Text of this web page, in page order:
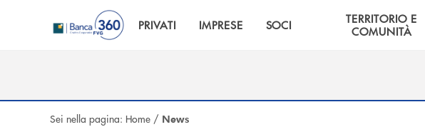
Salta al contenuto principale
PRIVATI IMPRESE SOCI
TERRITORIO E
COMUNITÀ
Sei nella pagina: Home / News